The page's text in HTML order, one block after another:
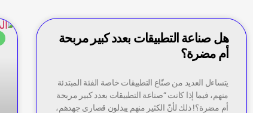
هل صناعة التطبيقات بعدد كبير مربحة
أم مضرة؟
يتساءل العديد من صنّاع التطبيقات خاصة الفئة المبتدئة
منهم، فيما إذا كانت “صناعة التطبيقات بعدد كبير مربحة
أم مضرة؟! ذلك لأنّ الكثير منهم يبذلون قصارى جهدهم،